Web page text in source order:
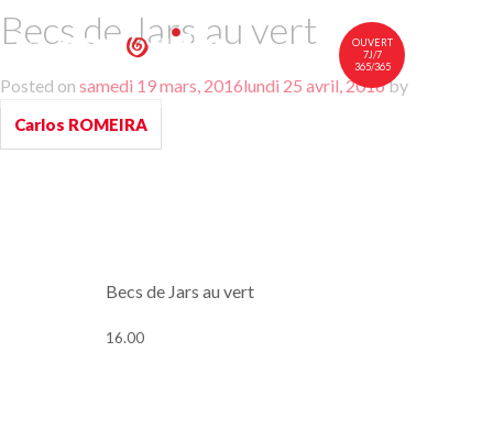
OUVERT
7J/7
365/365
À TABLE
Becs de Jars au vert
Posted on samedi 19 mars, 2016lundi 25 avril, 2016by
Carlos ROMEIRA
Becs de Jars au vert
16.00